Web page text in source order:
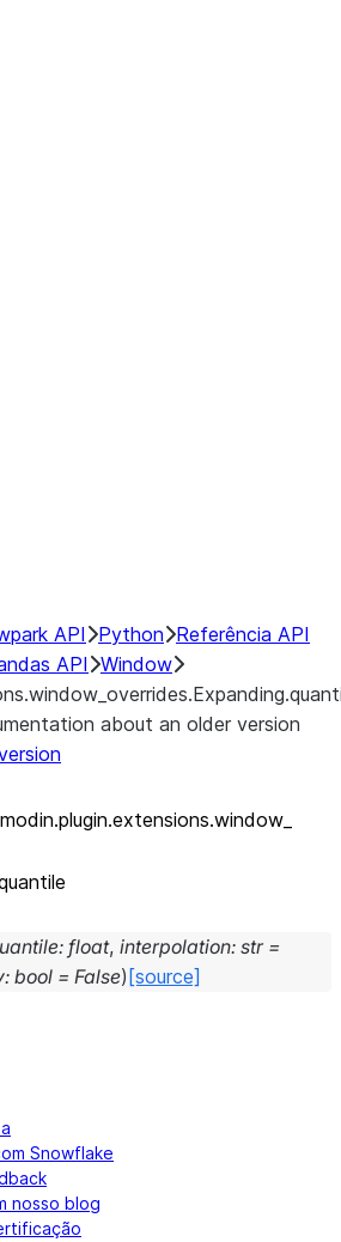
API Python Referência API
API Window
about an older version
: float, interpolation: str =
: bool = False) [source]
Snowflake
nosso blog